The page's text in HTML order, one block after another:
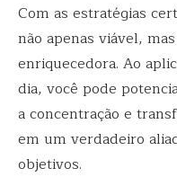
Com as estratégias
não apenas viável,
enriquecedora. Ao
dia, você pode
a concentração e
em um verdadeiro
objetivos.